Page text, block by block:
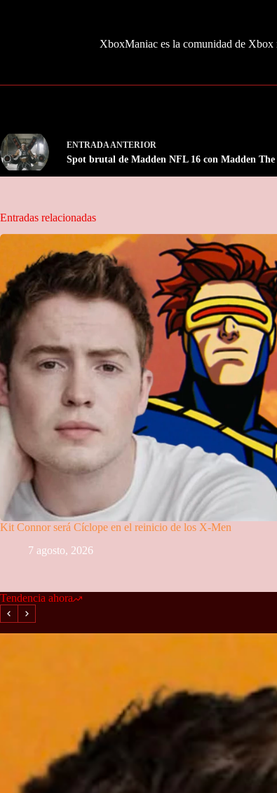
XboxManiac es la comunidad de Xbox
ENTRADAANTERIOR
Spot brutal de Madden NFL 16 con Madden
Entradas relacionadas
Kit Connor será Cíclope en el reinicio de los X-Men
7 agosto, 2026
Tendencia ahora